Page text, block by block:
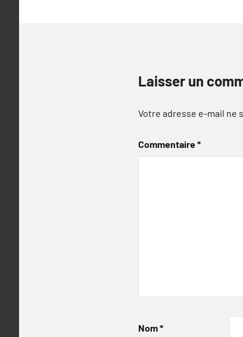
Laisser un
Votre adresse e-mail ne
Commentaire*
Nom*